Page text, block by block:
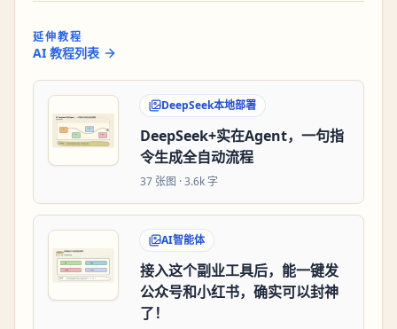
延伸教程
AI 教程列表
DeepSeek本地部署
DeepSeek+实在Agent，一句指
令生成全自动流程
37 张图 ·3.6k 字
AI智能体
接入这个副业工具后，能一键发
公众号和小红书，确实可以封神
了！